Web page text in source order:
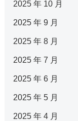
2025 年 10 月
2025 年 9 月
2025 年 8 月
2025 年 7 月
2025 年 6 月
2025 年 5 月
2025 年 4 月